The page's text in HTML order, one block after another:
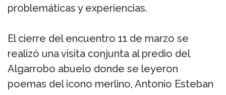
problemáticas y experiencias.
El cierre del encuentro 11 de marzo se
realizó una visita conjunta al predio del
Algarrobo abuelo donde se leyeron
poemas del icono merlino, Antonio Esteban